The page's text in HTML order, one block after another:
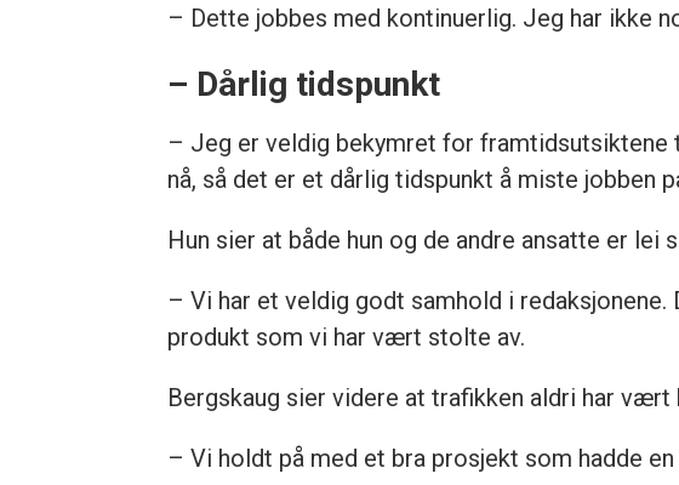
– Dette jobbes med kontinuerlig. Jeg har ikke
– Dårlig tidspunkt
– Jeg er veldig bekymret for framtidsutsiktene
nå, så det er et dårlig tidspunkt å miste jobben
Hun sier at både hun og de andre ansatte er lei
– Vi har et veldig godt samhold i
produkt som vi har vært stolte av.
Bergskaug sier videre at trafikken aldri har
– Vi holdt på med et bra prosjekt som hadde